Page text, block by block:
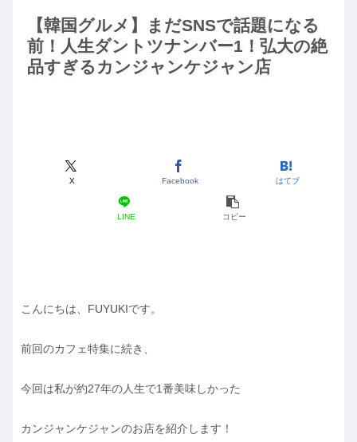
【韓国グルメ】まだSNSで話題になる
前！人生ダントツナンバー1！弘大の絶
品すぎるカンジャンケジャン店
X Facebook はてブ
LINE コピー
こんにちは、FUYUKIです。
前回のカフェ特集に続き、
今回は私が約27年の人生で1番美味しかった
カンジャンケジャンのお店を紹介します！